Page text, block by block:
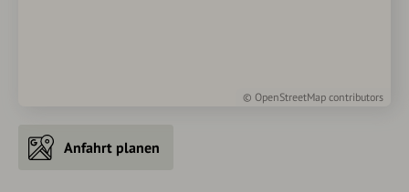
© OpenStreetMap contributors
Anfahrt planen